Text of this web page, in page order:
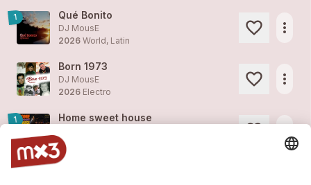
1 Qué Bonito
DJ MousE
2026 World, Latin
more_horiz
Born 1973
DJ MousE
2026 Electro
more_horiz
1 Home sweet house
2026